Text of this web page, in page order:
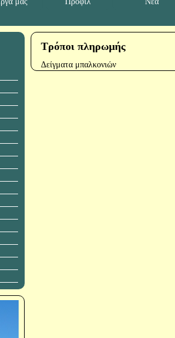
Τρόποι πληρωμής
Δείγματα μπαλκονιών